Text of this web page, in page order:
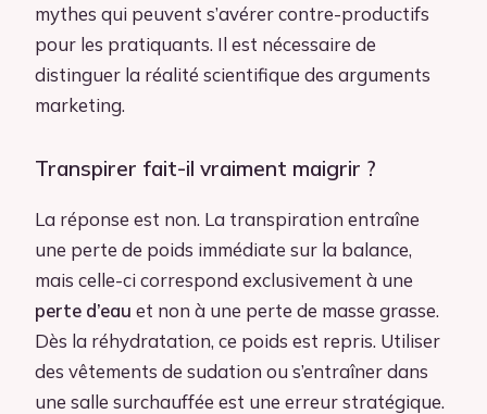
mythes qui peuvent s’avérer contre-productifs
pour les pratiquants. Il est nécessaire de
distinguer la réalité scientifique des arguments
marketing.
Transpirer fait-il vraiment maigrir ?
La réponse est non. La transpiration entraîne
une perte de poids immédiate sur la balance,
mais celle-ci correspond exclusivement à une
perte d’eau et non à une perte de masse grasse.
Dès la réhydratation, ce poids est repris. Utiliser
des vêtements de sudation ou s’entraîner dans
une salle surchauffée est une erreur stratégique.